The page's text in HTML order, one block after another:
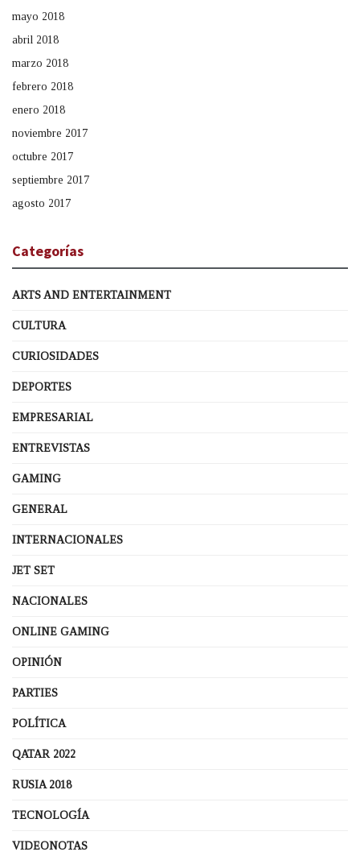
mayo 2018
abril 2018
marzo 2018
febrero 2018
enero 2018
noviembre 2017
octubre 2017
septiembre 2017
agosto 2017
Categorías
ARTS AND ENTERTAINMENT
CULTURA
CURIOSIDADES
DEPORTES
EMPRESARIAL
ENTREVISTAS
GAMING
GENERAL
INTERNACIONALES
JET SET
NACIONALES
ONLINE GAMING
OPINIÓN
PARTIES
POLÍTICA
QATAR 2022
RUSIA 2018
TECNOLOGÍA
VIDEONOTAS